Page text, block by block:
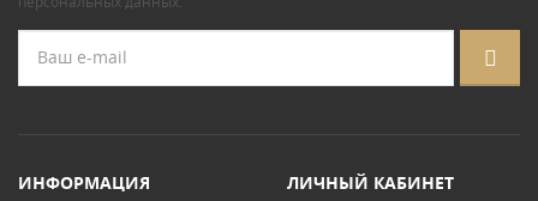
ИНФОРМАЦИЯ ЛИЧНЫЙ КАБИНЕТ